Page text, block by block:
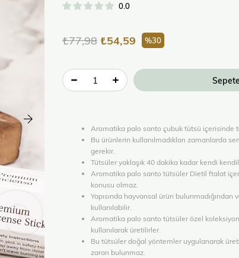
0.0
₺77,98 ₺54,59 30
Aromatika palo santo çubuk tütsü içerisinde
Bu ürünlerin kullanılmadıkları zamanlarda
gerekir.
Tütsüler yaklaşık 40 dakika kadar kendi
Aromatika palo santo tütsüler Dietil ftalat
konusu olmaz.
Yapısında hayvansal ürün
kullanılabilir.
Aromatika palo santo tütsüler özel
kullanılarak üretilirler.
Bu tütsüler doğal yöntemler uygulanarak
zararı bulunmaz.